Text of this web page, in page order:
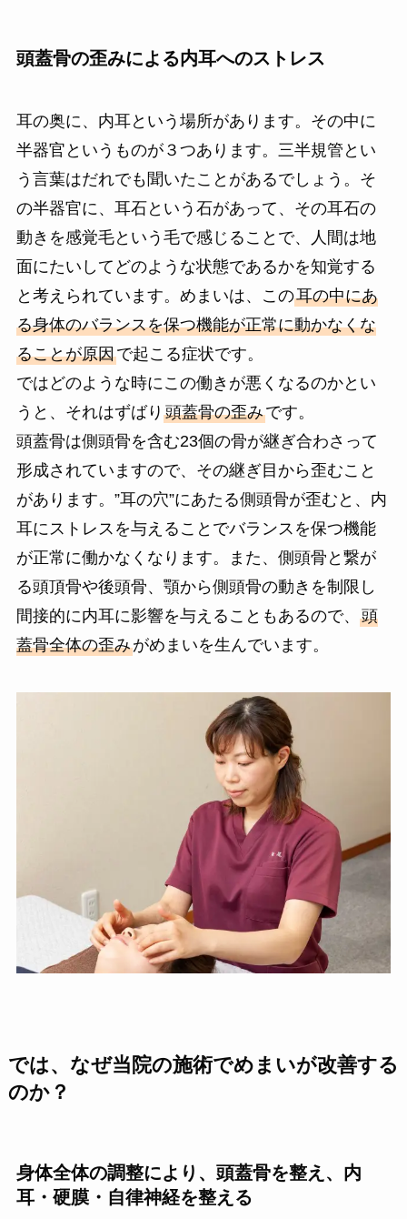
頭蓋骨の歪みによる内耳へのストレス
耳の奥に、内耳という場所があります。その中に
半器官というものが３つあります。三半規管とい
う言葉はだれでも聞いたことがあるでしょう。そ
の半器官に、耳石という石があって、その耳石の
動きを感覚毛という毛で感じることで、人間は地
面にたいしてどのような状態であるかを知覚する
と考えられています。めまいは、この耳の中にあ
る身体のバランスを保つ機能が正常に動かなくな
ることが原因で起こる症状です。
ではどのような時にこの働きが悪くなるのかとい
うと、それはずばり 頭蓋骨の歪みです。
頭蓋骨は側頭骨を含む23個の骨が継ぎ合わさって
形成されていますので、その継ぎ目から歪むこと
があります。”耳の穴”にあたる側頭骨が歪むと、内
耳にストレスを与えることでバランスを保つ機能
が正常に働かなくなります。また、側頭骨と繋が
る頭頂骨や後頭骨、顎から側頭骨の動きを制限し
間接的に内耳に影響を与えることもあるので、 頭
蓋骨全体の歪みがめまいを生んでいます。
では、なぜ当院の施術でめまいが改善する
のか？
身体全体の調整により、頭蓋骨を整え、内
耳・硬膜・自律神経を整える